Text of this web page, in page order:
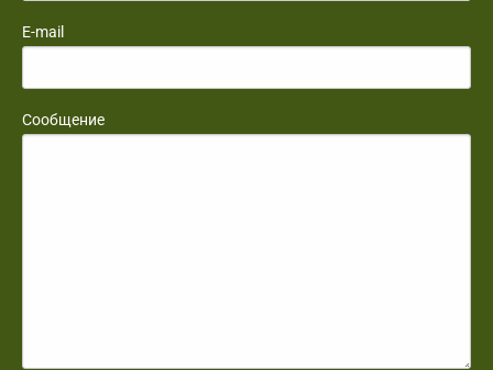
E-mail
Сообщение